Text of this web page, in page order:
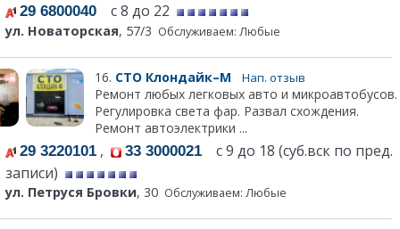
29 6800040 с 8 до 22
ул. Новаторская, 57/3 Обслуживаем: Любые
16. СТО Клондайк–М Нап. отзыв
Ремонт любых легковых авто и микроавтобусов.
Регулировка света фар. Развал схождения.
Ремонт автоэлектрики ...
29 3220101 , 33 3000021 с 9 до 18 (суб.вск по пред.
записи)
ул. Петруся Бровки, 30 Обслуживаем: Любые